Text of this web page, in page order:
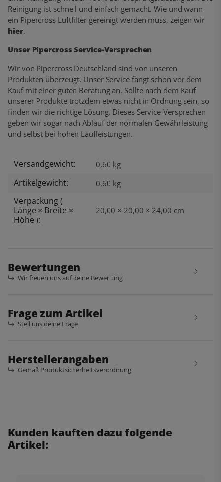
Reinigung ist schnell und einfach gemacht. Wie und wann
ein Pipercross Luftfilter gereinigt werden muss, zeigen wir
hier.
Unser Pipercross Service-Versprechen
Wir von Pipercross Deutschland sind von unseren
Produkten überzeugt. Unser Service fängt schon vor dem
Kauf mit einer guten Beratung an. Sollte nach dem Kauf
unserer Produkte trotzdem etwas nicht in Ordnung sein, so
finden wir die richtige Lösung. Dieses Service-Versprechen
geben wir sogar nach Ablauf der normalen Gewährleistung
und selbst bei hohen Laufleistungen.
Produkteigenschaft
Wert
Versandgewicht: 0,60 kg
Artikelgewicht: 0,60 kg
Verpackung (
Länge × Breite ×
Höhe ):
20,00 × 20,00 × 24,00 cm
Bewertungen
Wir freuen uns auf deine Bewertung
Frage zum Artikel
Stell uns deine Frage
Herstellerangaben
Gemäß Produktsicherheitsverordnung
Kunden kauften dazu folgende
Artikel: